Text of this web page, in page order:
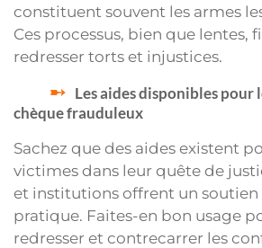
constituent souvent les armes
Ces processus, bien que lentes,
redresser torts et injustices.
Les aides disponibles pour
chèque frauduleux
Sachez que des aides existent
victimes dans leur quête de
et institutions offrent un soutien
pratique. Faites-en bon usage
redresser et contrecarrer les